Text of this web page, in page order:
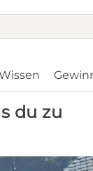
du zu